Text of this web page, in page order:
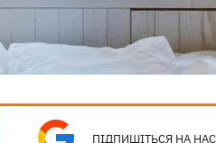
ПІДПИШІТЬСЯ НА НАС